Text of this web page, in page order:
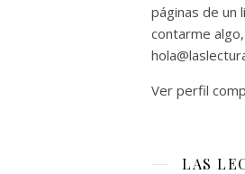
páginas de un
contarme
Ver perfil
LAS